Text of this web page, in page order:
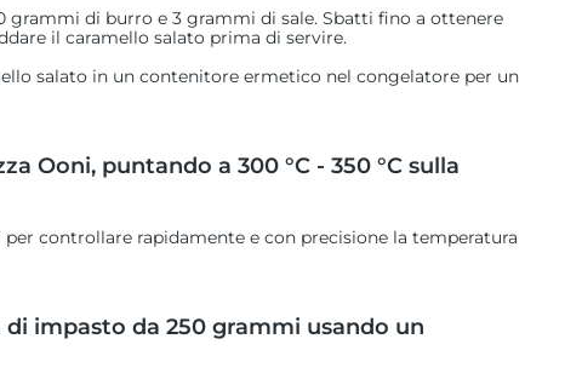
grammi di burro e 3 grammi di sale. Sbatti fino a ottenere
il caramello salato prima di servire.
salato in un contenitore ermetico nel congelatore per un
Ooni, puntando a 300 °C - 350 °C sulla
controllare rapidamente e con precisione la temperatura
impasto da 250 grammi usando un